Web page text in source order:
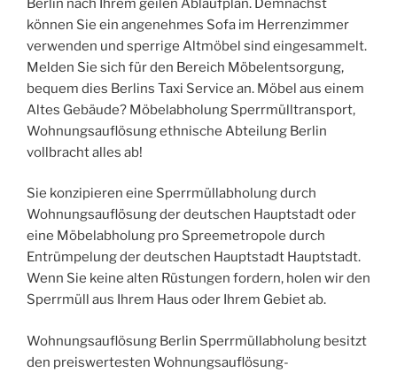
können Sie ein angenehmes Sofa im Herrenzimmer
verwenden und sperrige Altmöbel sind eingesammelt.
Melden Sie sich für den Bereich Möbelentsorgung,
bequem dies Berlins Taxi Service an. Möbel aus einem
Altes Gebäude? Möbelabholung Sperrmülltransport,
Wohnungsauflösung ethnische Abteilung Berlin
vollbracht alles ab!
Sie konzipieren eine Sperrmüllabholung durch
Wohnungsauflösung der deutschen Hauptstadt oder
eine Möbelabholung pro Spreemetropole durch
Entrümpelung der deutschen Hauptstadt Hauptstadt.
Wenn Sie keine alten Rüstungen fordern, holen wir den
Sperrmüll aus Ihrem Haus oder Ihrem Gebiet ab.
Wohnungsauflösung Berlin Sperrmüllabholung besitzt
den preiswertesten Wohnungsauflösung-